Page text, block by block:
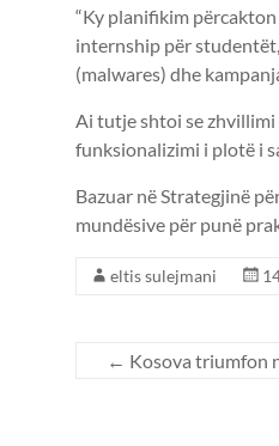
“Ky planifikim
internship për
(malwares) dhe
Ai tutje shtoi se
funksionalizimi i plotë i
Bazuar në Strategjinë
mundësive për punë
eltis sulejmani
← Kosova triumfon